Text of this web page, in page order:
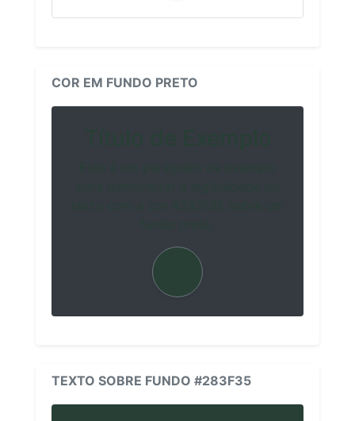
COR EM FUNDO PRETO
TEXTO SOBRE FUNDO #283F35